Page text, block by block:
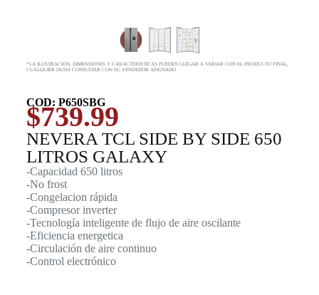
*LA ILUSTRACIÓN, DIMENSIONES Y CARACTERISTICAS PUEDEN LLEGAR A VARIAR CON EL PRODUCTO FINAL,
CUALQUIER DUDA CONSULTAR CON SU VENDEDOR ASIGNADO
COD: P650SBG
$739.99
NEVERA TCL SIDE BY SIDE 650
LITROS GALAXY
-Capacidad 650 litros
-No frost
-Congelacion rápida
-Compresor inverter
-Tecnología inteligente de flujo de aire oscilante
-Eficiencia energetica
-Circulación de aire continuo
-Control electrónico